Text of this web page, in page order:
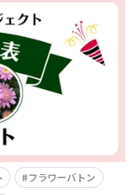
ト ｢マーガレット｣
だきました！コメン
“いいね” やコメ
くださった皆さま、
フラワーバトン